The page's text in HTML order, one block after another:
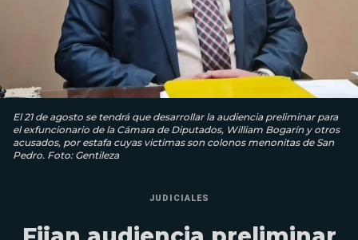
El 21 de agosto se tendrá que desarrollar la audiencia preliminar para
el exfuncionario de la Cámara de Diputados, William Bogarín y otros
acusados, por estafa cuyas victimas son colonos menonitas de San
Pedro. Foto: Gentileza
JUDICIALES